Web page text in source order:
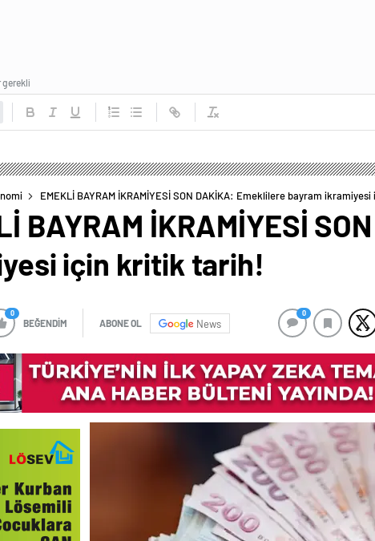
gerekli
EMEKLİ BAYRAM İKRAMİYESİ SON DAKİKA: Emeklilere bayram
BAYRAM İKRAMİYESİ
için kritik tarih!
0
BEĞENDİM ABONE OL News
0